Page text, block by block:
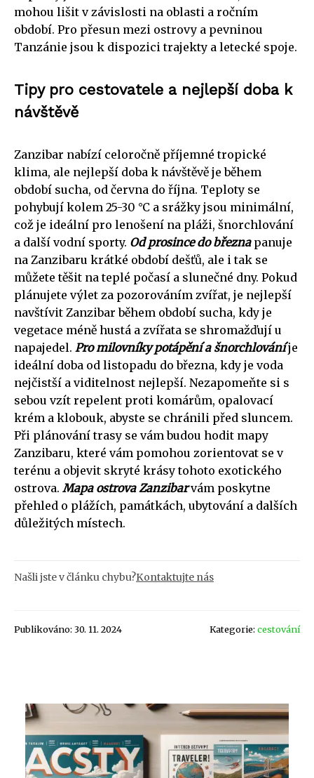
mohou lišit v závislosti na oblasti a ročním
období. Pro přesun mezi ostrovy a pevninou
Tanzánie jsou k dispozici trajekty a letecké spoje.
Tipy pro cestovatele a nejlepší doba k
návštěvě
Zanzibar nabízí celoročně příjemné tropické
klima, ale nejlepší doba k návštěvě je během
období sucha, od června do října. Teploty se
pohybují kolem 25-30 °C a srážky jsou minimální,
což je ideální pro lenošení na pláži, šnorchlování
a další vodní sporty. Od prosince do březnapanuje
na Zanzibaru krátké období dešťů, ale i tak se
můžete těšit na teplé počasí a slunečné dny. Pokud
plánujete výlet za pozorováním zvířat, je nejlepší
navštívit Zanzibar během období sucha, kdy je
vegetace méně hustá a zvířata se shromažďují u
napajedel. Pro milovníky potápění a šnorchlováníje
ideální doba od listopadu do března, kdy je voda
nejčistší a viditelnost nejlepší. Nezapomeňte si s
sebou vzít repelent proti komárům, opalovací
krém a klobouk, abyste se chránili před sluncem.
Při plánování trasy se vám budou hodit mapy
Zanzibaru, které vám pomohou zorientovat se v
terénu a objevit skryté krásy tohoto exotického
ostrova. Mapa ostrova Zanzibarvám poskytne
přehled o plážích, památkách, ubytování a dalších
důležitých místech.
Našli jste v článku chybu?Kontaktujte nás
Publikováno: 30. 11. 2024 Kategorie: cestování